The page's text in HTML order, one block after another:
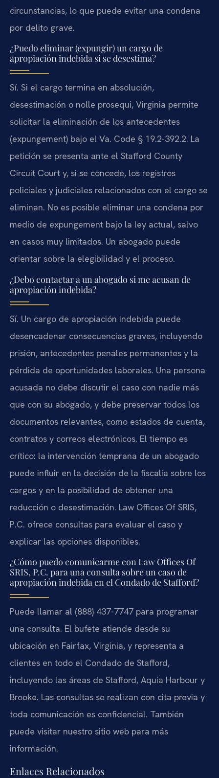
circunstancias, lo que puede evitar una condena
por delito grave.
¿Puedo eliminar (expungir) un cargo de
apropiación indebida si se desestima?
Sí. Si el cargo termina en absolución,
desestimación o nolle prosequi, Virginia permite
solicitar la eliminación de los antecedentes
(expungement) bajo el Va. Code § 19.2-392.2. La
petición se presenta ante el Stafford County
Circuit Court y, si se concede, los registros
policiales y judiciales relacionados con el cargo se
eliminan. No es posible eliminar una condena por
medio de expungement bajo la ley actual, salvo
en casos muy limitados. Un abogado puede
orientar sobre la elegibilidad y el proceso.
¿Debo contactar a un abogado si me acusan de
apropiación indebida?
Sí. Un cargo de apropiación indebida puede
desencadenar consecuencias graves, incluyendo
prisión, antecedentes penales permanentes y la
pérdida de oportunidades laborales. Una persona
acusada no debe discutir el caso con nadie más
que con su abogado, y debe preservar todos los
documentos relevantes, como estados de cuenta,
contratos y correos electrónicos. El tiempo es
crítico: la intervención temprana de un abogado
puede influir en la decisión de la fiscalía sobre los
cargos y en la posibilidad de obtener una
reducción o desestimación. Law Offices Of SRIS,
P.C. ofrece consultas para evaluar el caso y
explicar las opciones disponibles.
¿Cómo puedo comunicarme con Law Offices Of
SRIS, P.C. para una consulta sobre un caso de
apropiación indebida en el Condado de Stafford?
Puede llamar al (888) 437-7747 para programar
una consulta. El bufete atiende desde su
ubicación en Fairfax, Virginia, y representa a
clientes en todo el Condado de Stafford,
incluyendo las áreas de Stafford, Aquia Harbour y
Brooke. Las consultas se realizan con cita previa y
toda comunicación es confidencial. También
puede visitar nuestro sitio web para más
información.
Enlaces Relacionados